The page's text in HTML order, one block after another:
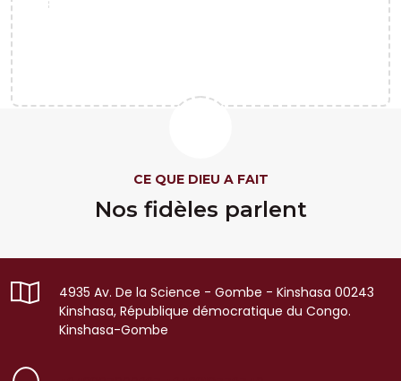
CE QUE DIEU A FAIT
Nos fidèles parlent
4935 Av. De la Science - Gombe - Kinshasa 00243
Kinshasa, République démocratique du Congo.
Kinshasa-Gombe